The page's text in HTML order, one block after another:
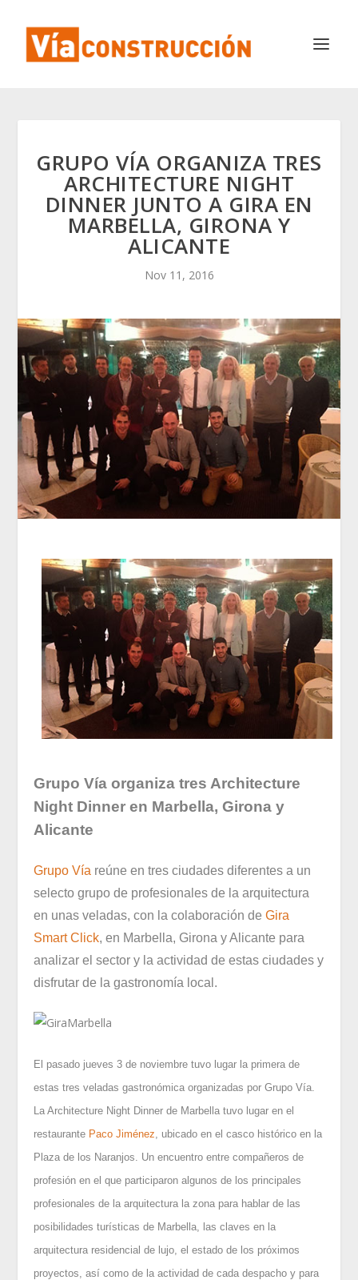
GRUPO VÍA ORGANIZA TRES
ARCHITECTURE NIGHT
DINNER JUNTO A GIRA EN
MARBELLA, GIRONA Y
ALICANTE
Nov 11, 2016
Grupo Vía organiza tres Architecture
Night Dinner en Marbella, Girona y
Alicante
Grupo Vía reúne en tres ciudades diferentes a un
selecto grupo de profesionales de la arquitectura
en unas veladas, con la colaboración deGira
Smart Click, en Marbella, Girona y Alicante para
analizar el sector y la actividad de estas ciudades y
disfrutar de la gastronomía local.
El pasado jueves 3 de noviembre tuvo lugar la primera de
estas tres veladas gastronómica organizadas por Grupo Vía.
La Architecture Night Dinner de Marbella tuvo lugar en el
restaurante Paco Jiménez , ubicado en el casco histórico en la
Plaza de los Naranjos. Un encuentro entre compañeros de
profesión en el que participaron algunos de los principales
profesionales de la arquitectura la zona para hablar de las
posibilidades turísticas de Marbella, las claves en la
arquitectura residencial de lujo, el estado de los próximos
proyectos, así como de la actividad de cada despacho y para